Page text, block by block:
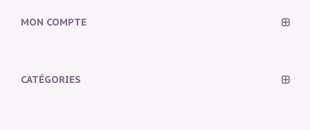
MON COMPTE
CATÉGORIES